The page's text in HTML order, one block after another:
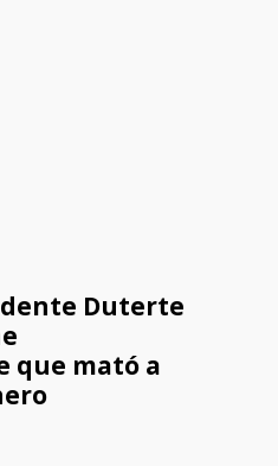
Duterte
que mató a